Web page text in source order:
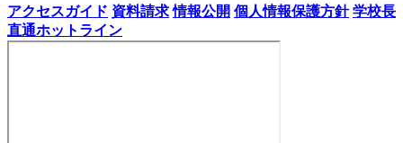
アクセスガイド 資料請求 情報公開 個人情報保護方針 学校長
直通ホットライン